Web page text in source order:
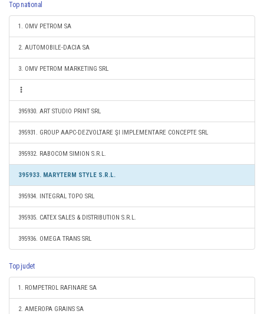
Top national
1. OMV PETROM SA
2. AUTOMOBILE-DACIA SA
3. OMV PETROM MARKETING SRL
395930. ART STUDIO PRINT SRL
395931. GROUP AAPC-DEZVOLTARE ŞI IMPLEMENTARE CONCEPTE SRL
395932. RABOCOM SIMION S.R.L.
395933. MARYTERM STYLE S.R.L.
395934. INTEGRAL TOPO SRL
395935. CATEX SALES & DISTRIBUTION S.R.L.
395936. OMEGA TRANS SRL
Top judet
1. ROMPETROL RAFINARE SA
2. AMEROPA GRAINS SA